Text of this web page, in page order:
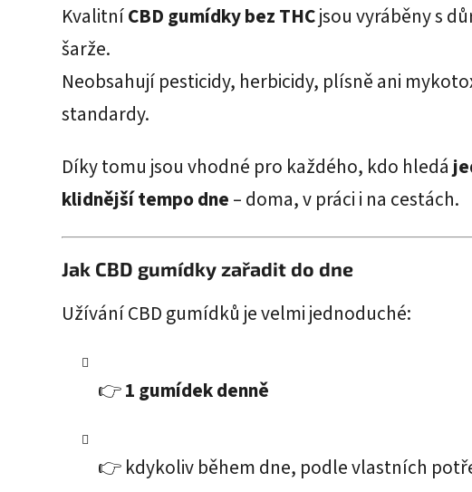
KvalitníCBD gumídky bez THCjsou vyráběny s
šarže.
Neobsahují pesticidy, herbicidy, plísně ani
standardy.
Díky tomu jsou vhodné pro každého, kdo hledá
klidnější tempo dne– doma, v práci i na cestách.
Jak CBD gumídky zařadit do dne
Užívání CBD gumídků je velmi jednoduché:
👉1 gumídek denně
👉 kdykoliv během dne, podle vlastních